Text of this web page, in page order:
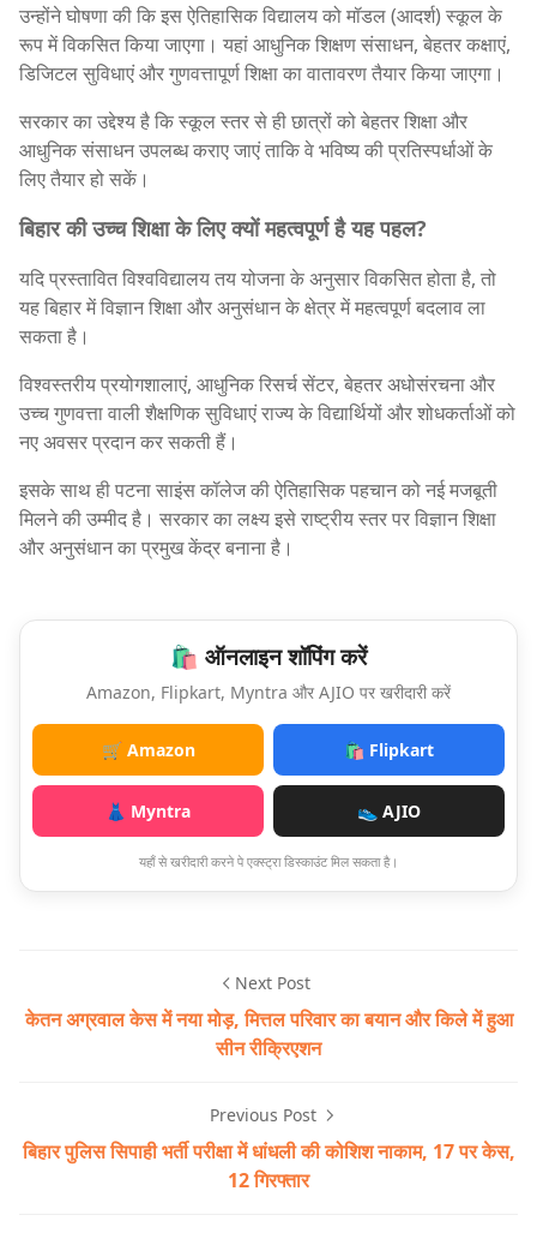
उन्होंने घोषणा की कि इस ऐतिहासिक विद्यालय को मॉडल (आदर्श) स्कूल के
रूप में विकसित किया जाएगा। यहां आधुनिक शिक्षण संसाधन, बेहतर कक्षाएं,
डिजिटल सुविधाएं और गुणवत्तापूर्ण शिक्षा का वातावरण तैयार किया जाएगा।
सरकार का उद्देश्य है कि स्कूल स्तर से ही छात्रों को बेहतर शिक्षा और
आधुनिक संसाधन उपलब्ध कराए जाएं ताकि वे भविष्य की प्रतिस्पर्धाओं के
लिए तैयार हो सकें।
बिहार की उच्च शिक्षा के लिए क्यों महत्वपूर्ण है यह पहल?
यदि प्रस्तावित विश्वविद्यालय तय योजना के अनुसार विकसित होता है, तो
यह बिहार में विज्ञान शिक्षा और अनुसंधान के क्षेत्र में महत्वपूर्ण बदलाव ला
सकता है।
विश्वस्तरीय प्रयोगशालाएं, आधुनिक रिसर्च सेंटर, बेहतर अधोसंरचना और
उच्च गुणवत्ता वाली शैक्षणिक सुविधाएं राज्य के विद्यार्थियों और शोधकर्ताओं को
नए अवसर प्रदान कर सकती हैं।
इसके साथ ही पटना साइंस कॉलेज की ऐतिहासिक पहचान को नई मजबूती
मिलने की उम्मीद है। सरकार का लक्ष्य इसे राष्ट्रीय स्तर पर विज्ञान शिक्षा
और अनुसंधान का प्रमुख केंद्र बनाना है।
🛍️ ऑनलाइन शॉपिंग करें
Amazon, Flipkart, Myntra और AJIO पर खरीदारी करें
🛒 Amazon 🛍️ Flipkart
👗 Myntra 👟 AJIO
यहाँ से खरीदारी करने पे एक्स्ट्रा डिस्काउंट मिल सकता है।
Next Post
केतन अग्रवाल केस में नया मोड़, मित्तल परिवार का बयान और किले में हुआ
सीन रीक्रिएशन
Previous Post
बिहार पुलिस सिपाही भर्ती परीक्षा में धांधली की कोशिश नाकाम, 17 पर केस,
12 गिरफ्तार